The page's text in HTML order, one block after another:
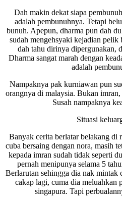
Dah makin dekat siapa
adalah pembunuhnya. Tetapi
bunuh. Apepun, dharma pun dah
sudah mengehsyaki kejadian pelik
dah tahu dirinya dipergunakan,
Dharma sangat marah dengan
adalah
Nampaknya pak kurniawan pun
orangnya di malaysia. Bukan
Susah nampaknya
Situasi
Banyak cerita berlatar belakang di
cuba bersaing dengan nora, masih
kepada imran sudah tidak seperti
pernah menipunya selama 5
Berlarutan sehingga dia nak mintak
cakap lagi, cuma dia meluahkan
singapura. Tapi